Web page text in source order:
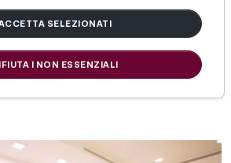
seminario
di Farmacentro
SELEZIONATI
I NON ESSENZIALI